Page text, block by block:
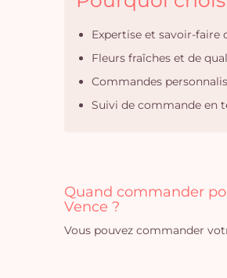
Expertise et savoir-faire
Fleurs fraîches et de
Commandes
Suivi de commande en
Quand commander
Vence ?
Vous pouvez commander